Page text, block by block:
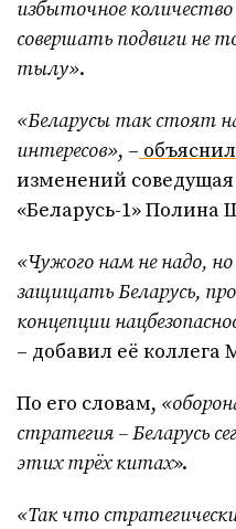
избыточное
совершать подвиги не
тылу».
«Беларусы так стоят
интересов», –
изменений соведущая
«Беларусь-1» Полина
«Чужого нам не надо,
защищать Беларусь,
концепции
– добавил её
По его словам,
стратегия – Беларусь
этих трёх китах».
«Так что